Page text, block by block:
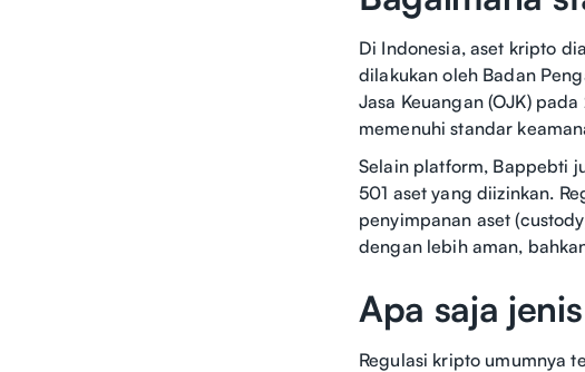
Di Indonesia, aset kripto
dilakukan oleh Badan
Jasa Keuangan (OJK)
memenuhi standar
Selain platform, Bappebti
501 aset yang diizinkan.
penyimpanan aset
dengan lebih aman,
Apa saja
Regulasi kripto umumnya